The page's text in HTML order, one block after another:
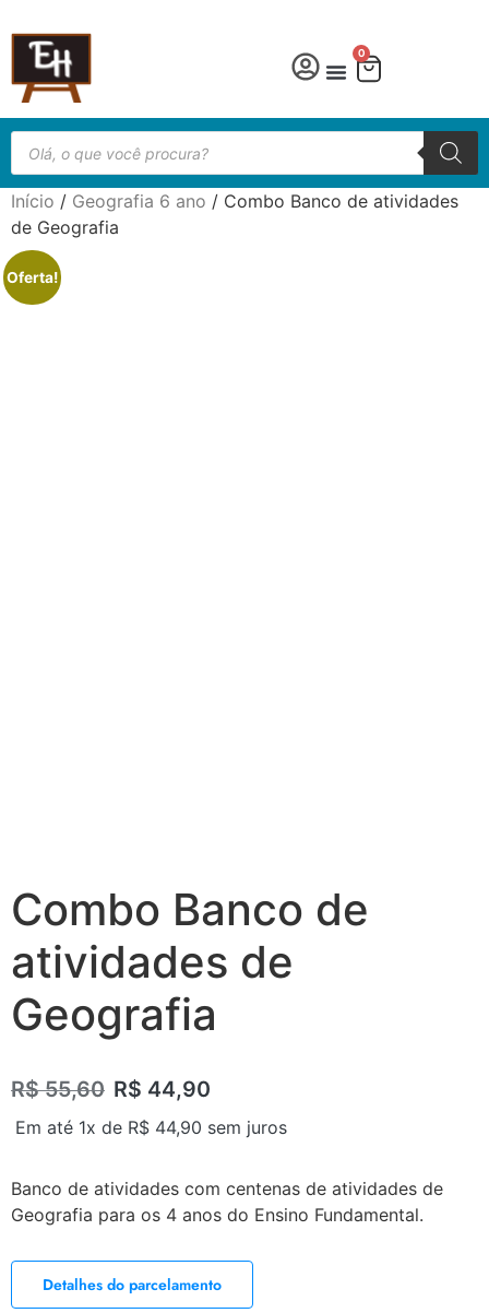
0
Início / Geografia 6 ano / Combo Banco de atividades
de Geografia
Oferta!
Combo Banco de
atividades de
Geografia
R$55,60 R$ 44,90
Em até 1x de R$ 44,90 sem juros
Banco de atividades com centenas de atividades de
Geografia para os 4 anos do Ensino Fundamental.
Detalhes do parcelamento